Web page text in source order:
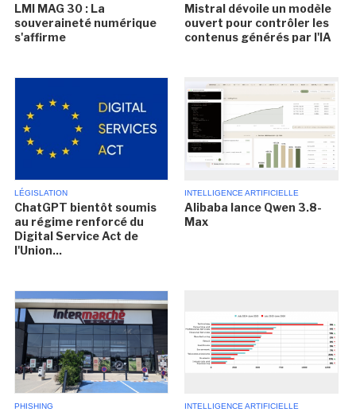
LMI MAG 30 : La
souveraineté numérique
s'affirme
Mistral dévoile un modèle
ouvert pour contrôler les
contenus générés par l'IA
LÉGISLATION
ChatGPT bientôt soumis
au régime renforcé du
Digital Service Act de
l'Union...
INTELLIGENCE ARTIFICIELLE
Alibaba lance Qwen 3.8-
Max
PHISHING INTELLIGENCE ARTIFICIELLE